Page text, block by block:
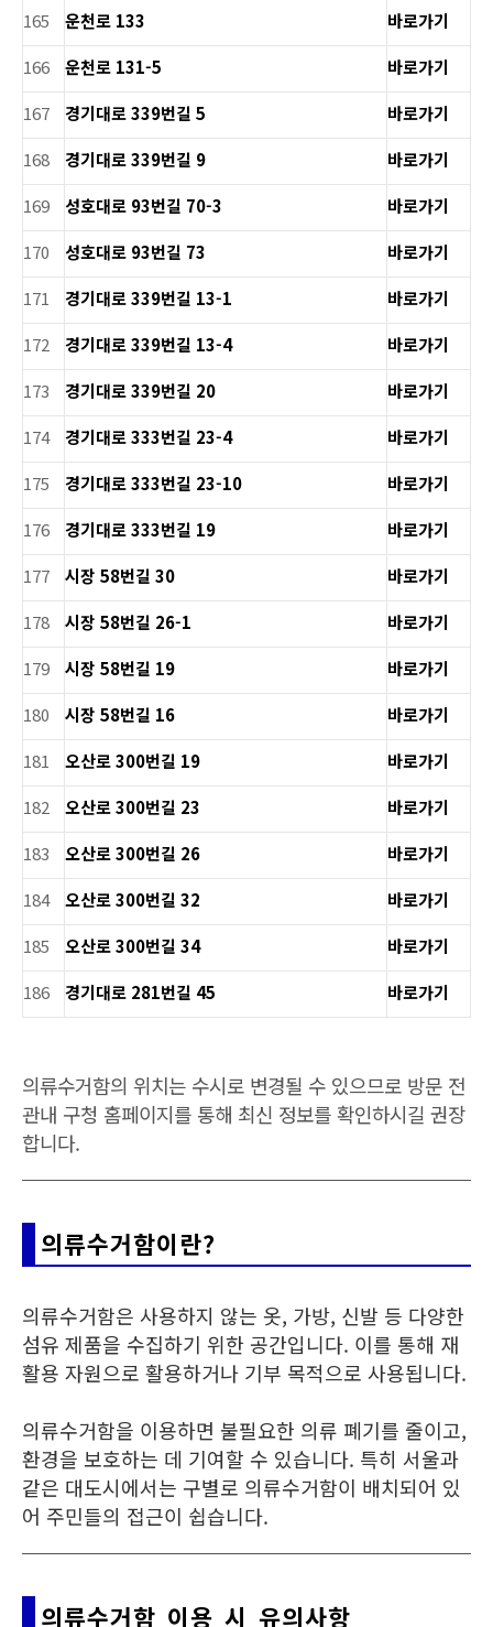
165
운천로 133
바로가기
166
운천로 131-5
바로가기
167
경기대로 339번길 5
바로가기
168
경기대로 339번길 9
바로가기
169
성호대로 93번길 70-3
바로가기
170
성호대로 93번길 73
바로가기
171
경기대로 339번길 13-1
바로가기
172
경기대로 339번길 13-4
바로가기
173
경기대로 339번길 20
바로가기
174
경기대로 333번길 23-4
바로가기
175
경기대로 333번길 23-10
바로가기
176
경기대로 333번길 19
바로가기
177
시장 58번길 30
바로가기
178
시장 58번길 26-1
바로가기
179
시장 58번길 19
바로가기
180
시장 58번길 16
바로가기
181
오산로 300번길 19
바로가기
182
오산로 300번길 23
바로가기
183
오산로 300번길 26
바로가기
184
오산로 300번길 32
바로가기
185
오산로 300번길 34
바로가기
186
경기대로 281번길 45 바로가기
의류수거함의 위치는 수시로 변경될 수 있으므로 방문 전
관내 구청 홈페이지를 통해 최신 정보를 확인하시길 권장
합니다.
의류수거함이란?
의류수거함은 사용하지 않는 옷, 가방, 신발 등 다양한
섬유 제품을 수집하기 위한 공간입니다. 이를 통해 재
활용 자원으로 활용하거나 기부 목적으로 사용됩니다.
의류수거함을 이용하면 불필요한 의류 폐기를 줄이고,
환경을 보호하는 데 기여할 수 있습니다. 특히 서울과
같은 대도시에서는 구별로 의류수거함이 배치되어 있
어 주민들의 접근이 쉽습니다.
의류수거함 이용 시 유의사항